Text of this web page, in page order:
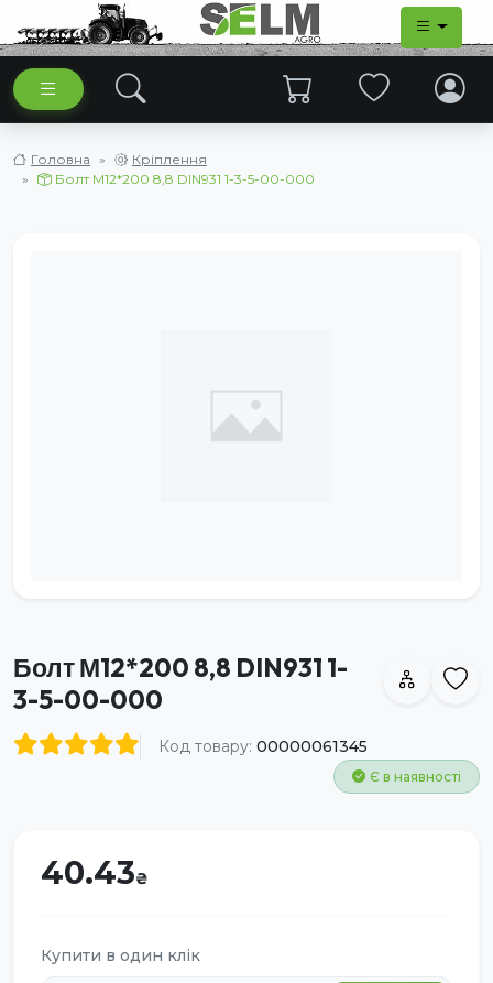
Головна
Кріплення
Болт М12*200 8,8 DIN931 1-3-5-00-000
Болт М12*200 8,8 DIN931 1-
3-5-00-000
Код товару: 00000061345
Є в наявності
40.43
Купити в один клік